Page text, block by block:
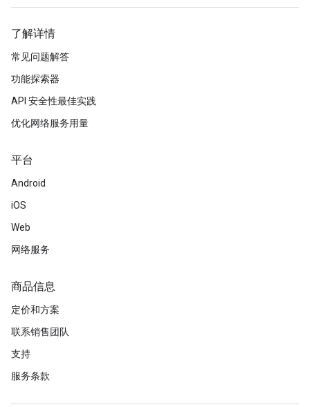
了解详情
常见问题解答
功能探索器
API 安全性最佳实践
优化网络服务用量
平台
Android
iOS
Web
网络服务
商品信息
定价和方案
联系销售团队
支持
服务条款